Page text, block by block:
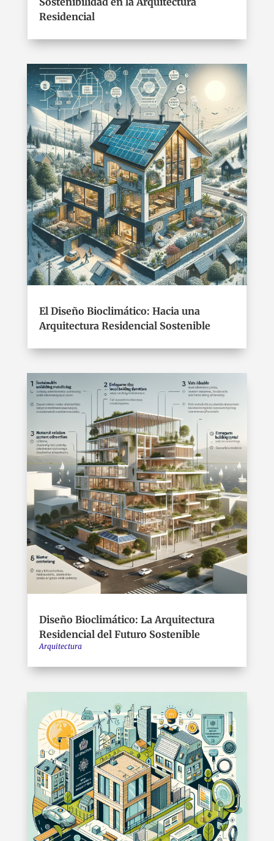
Residencial
El Diseño Bioclimático: Hacia una
Arquitectura Residencial Sostenible
Diseño Bioclimático: La Arquitectura
Residencial del Futuro Sostenible
Arquitectura